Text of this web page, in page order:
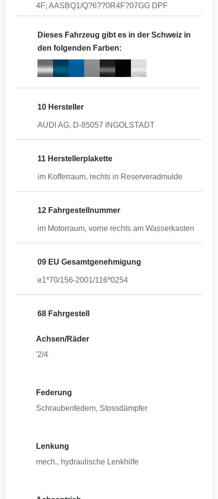
4F; AASBQ1/Q?6??0R4F?07GG DPF
Dieses Fahrzeug gibt es in der Schweiz in
den folgenden Farben:
10 Hersteller
AUDI AG, D-85057 INGOLSTADT
11 Herstellerplakette
im Kofferraum, rechts in Reserveradmulde
12 Fahrgestellnummer
im Motorraum, vorne rechts am Wasserkasten
09 EU Gesamtgenehmigung
e1*70/156-2001/116*0254
68 Fahrgestell
Achsen/Räder
'2/4
Federung
Schraubenfedern, Stossdämpfer
Lenkung
mech., hydraulische Lenkhilfe